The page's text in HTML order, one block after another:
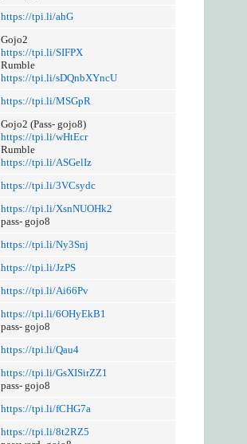
https://tpi.li/ahG
Gojo2
https://tpi.li/SIFPX
Rumble
https://tpi.li/sDQnbXYncU
https://tpi.li/MSGpR
Gojo2 (Pass- gojo8)
https://tpi.li/wHtEcr
Rumble
https://tpi.li/ASGelIz
https://tpi.li/3VCsydc
https://tpi.li/XsnNUOHk2
pass- gojo8
https://tpi.li/Ny3Snj
https://tpi.li/JzPS
https://tpi.li/Ai66Pv
https://tpi.li/6OHyEkB1
pass- gojo8
https://tpi.li/Qau4
https://tpi.li/GsXISirZZ1
pass- gojo8
https://tpi.li/fCHG7a
https://tpi.li/8t2RZ5